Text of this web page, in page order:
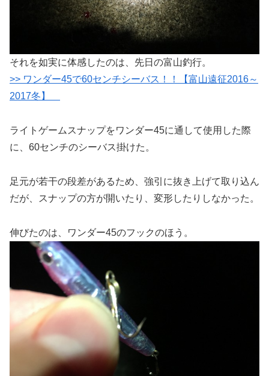
それを如実に体感したのは、先日の富山釣行。
>> ワンダー45で60センチシーバス！！【富山遠征2016～
2017冬】
ライトゲームスナップをワンダー45に通して使用した際
に、60センチのシーバス掛けた。
足元が若干の段差があるため、強引に抜き上げて取り込ん
だが、スナップの方が開いたり、変形したりしなかった。
伸びたのは、ワンダー45のフックのほう。